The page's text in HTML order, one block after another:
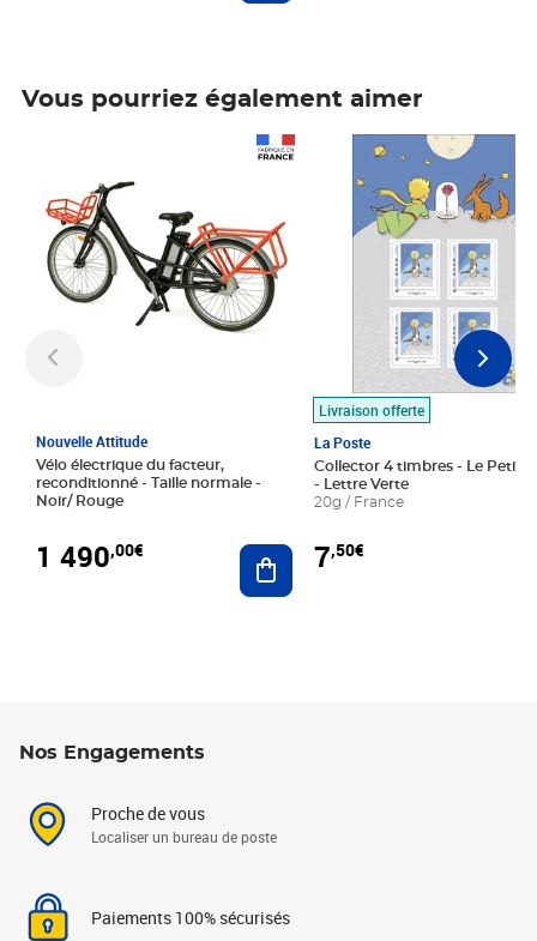
Vous pourriez également aimer
Nouvelle Attitude
Vélo électrique du facteur,
reconditionné - Taille normale -
Noir/ Rouge
1 490,00€ Ajouter au panier
Livraison offerte
La Poste
Collector 4 timbres - Le Petit
- Lettre Verte
20g / France
7,50€
Prix 7,50€
Nos Engagements
Proche de vous
Localiser un bureau de poste
Paiements 100% sécurisés